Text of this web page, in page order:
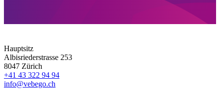
Hauptsitz
Albisriederstrasse 253
8047 Zürich
+41 43 322 94 94
info@vebego.ch